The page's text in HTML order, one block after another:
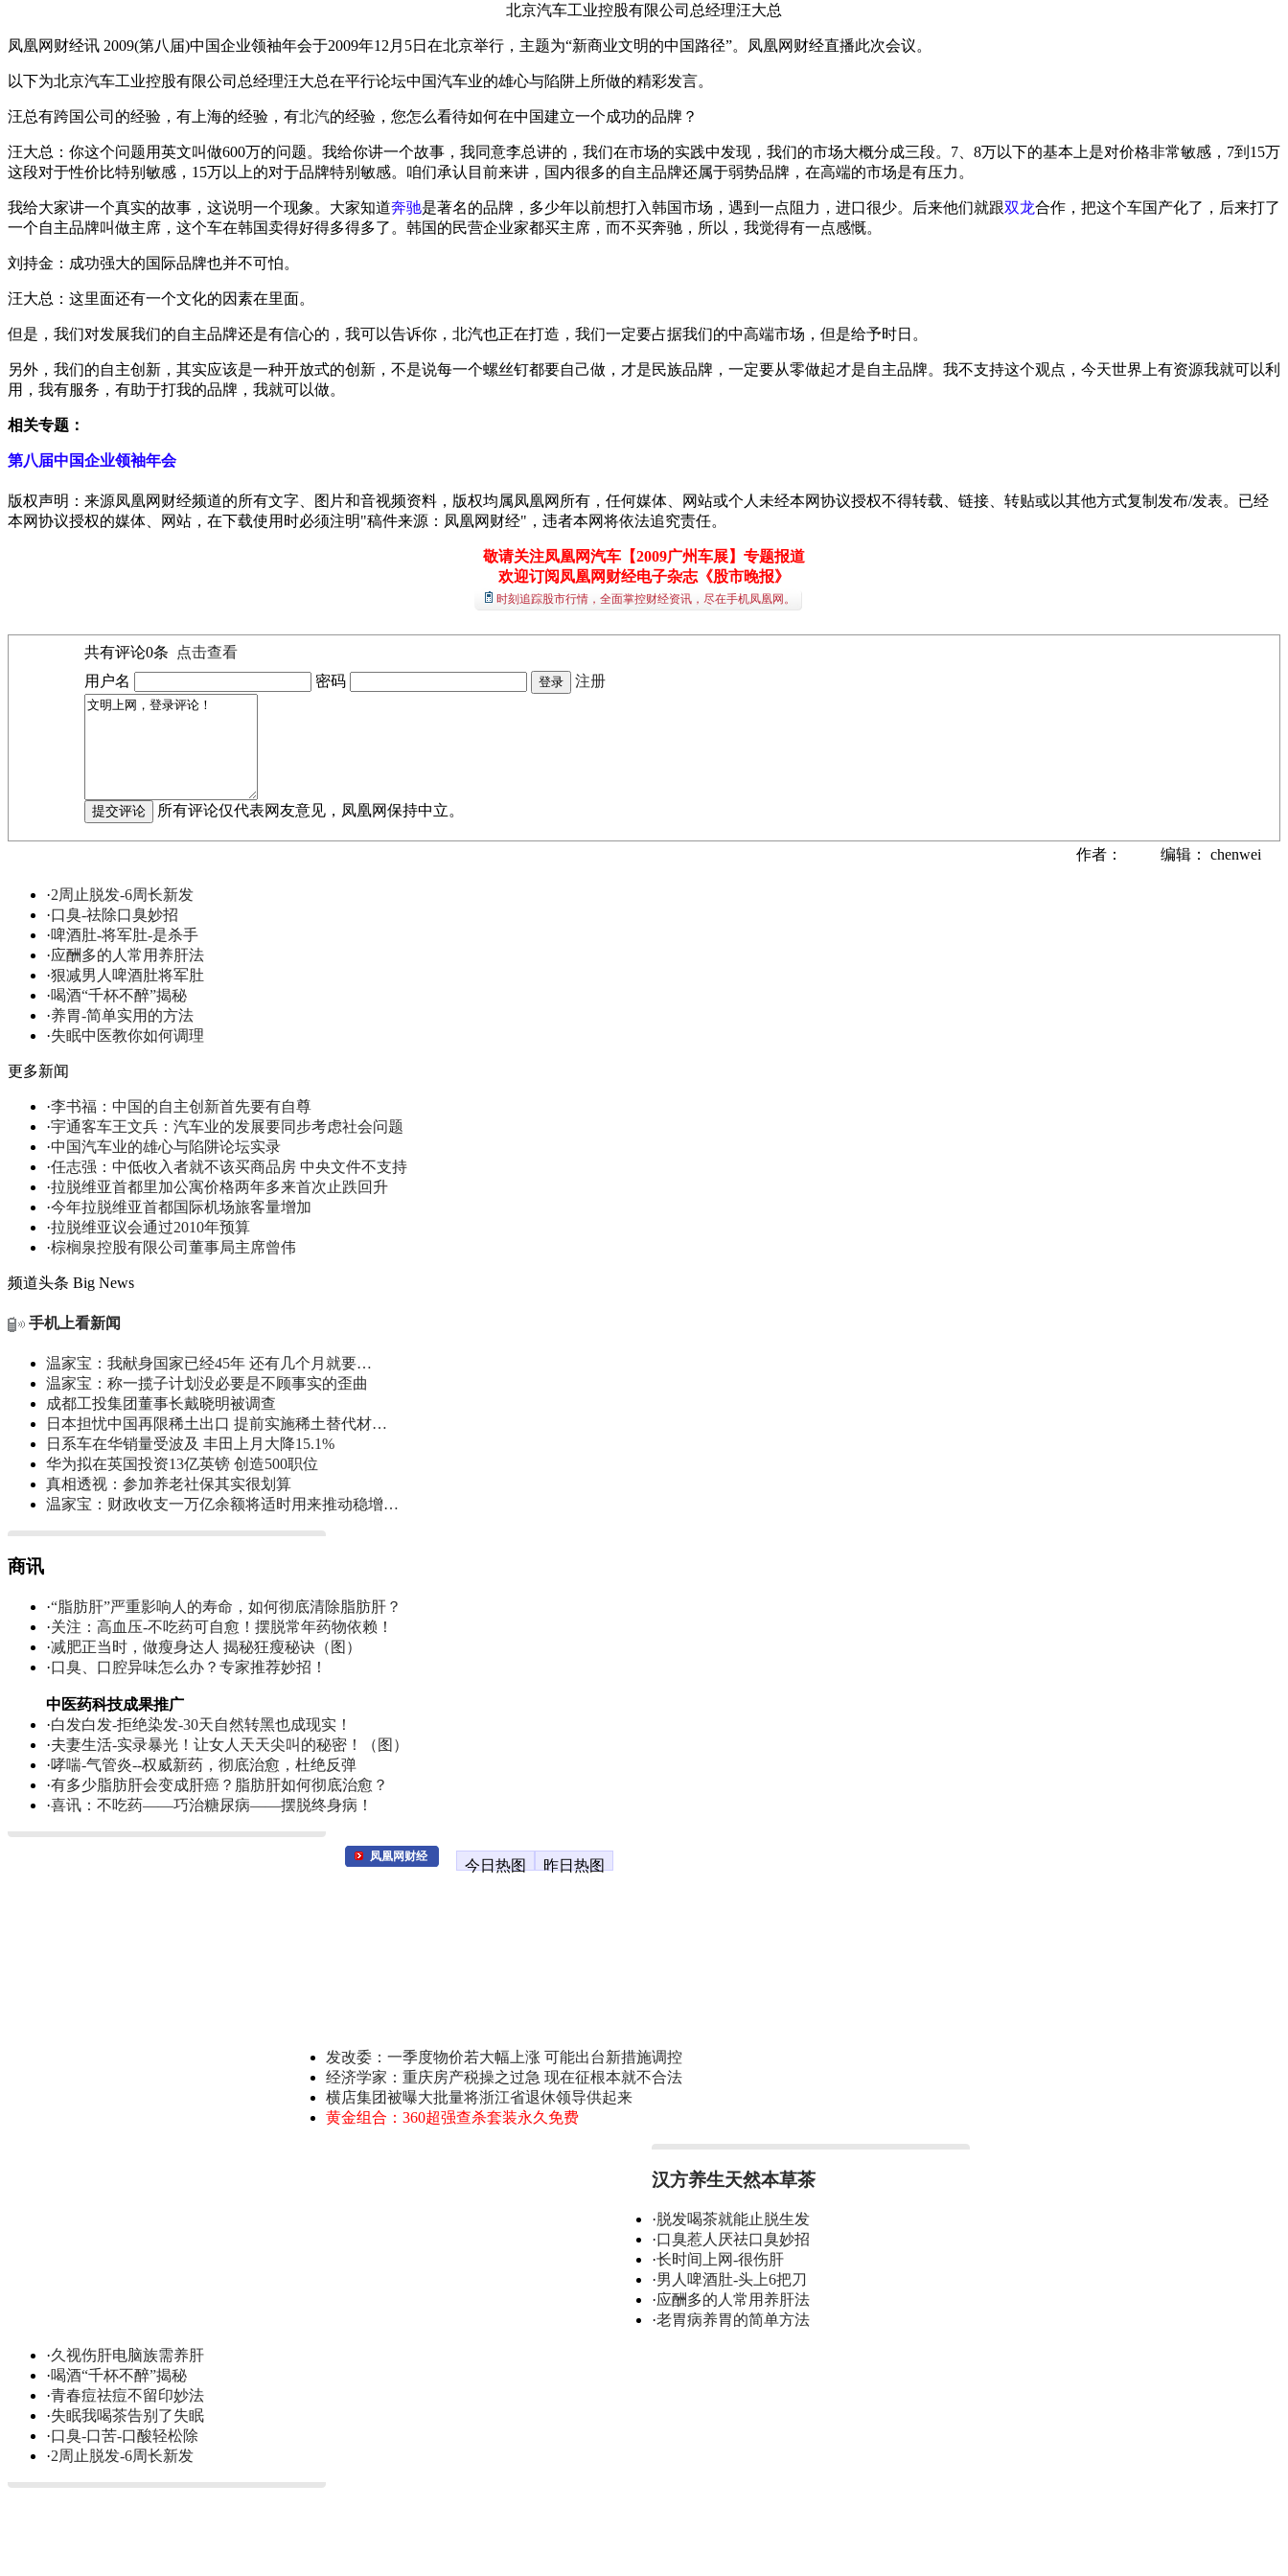
北京汽车工业控股有限公司总经理汪大总
凤凰网财经讯 2009(第八届)中国企业领袖年会于2009年12月5日在北京举行，主题为“新商业文明的中国路径”。凤凰网财经直播此次会议。
以下为北京汽车工业控股有限公司总经理汪大总在平行论坛中国汽车业的雄心与陷阱上所做的精彩发言。
汪总有跨国公司的经验，有上海的经验，有北汽的经验，您怎么看待如何在中国建立一个成功的品牌？
汪大总：你这个问题用英文叫做600万的问题。我给你讲一个故事，我同意李总讲的，我们在市场的实践中发现，我们的市场大概分成三段。7、8万以下的基本上是对价格非常敏感，7到15万
这段对于性价比特别敏感，15万以上的对于品牌特别敏感。咱们承认目前来讲，国内很多的自主品牌还属于弱势品牌，在高端的市场是有压力。
我给大家讲一个真实的故事，这说明一个现象。大家知道奔驰是著名的品牌，多少年以前想打入韩国市场，遇到一点阻力，进口很少。后来他们就跟双龙合作，把这个车国产化了，后来打了
一个自主品牌叫做主席，这个车在韩国卖得好得多得多了。韩国的民营企业家都买主席，而不买奔驰，所以，我觉得有一点感慨。
刘持金：成功强大的国际品牌也并不可怕。
汪大总：这里面还有一个文化的因素在里面。
但是，我们对发展我们的自主品牌还是有信心的，我可以告诉你，北汽也正在打造，我们一定要占据我们的中高端市场，但是给予时日。
另外，我们的自主创新，其实应该是一种开放式的创新，不是说每一个螺丝钉都要自己做，才是民族品牌，一定要从零做起才是自主品牌。我不支持这个观点，今天世界上有资源我就可以利
用，我有服务，有助于打我的品牌，我就可以做。
相关专题：
第八届中国企业领袖年会
版权声明：来源凤凰网财经频道的所有文字、图片和音视频资料，版权均属凤凰网所有，任何媒体、网站或个人未经本网协议授权不得转载、链接、转贴或以其他方式复制发布/发表。已经
本网协议授权的媒体、网站，在下载使用时必须注明"稿件来源：凤凰网财经"，违者本网将依法追究责任。
敬请关注凤凰网汽车【2009广州车展】专题报道
欢迎订阅凤凰网财经电子杂志《股市晚报》
时刻追踪股市行情，全面掌控财经资讯，尽在手机凤凰网。
共有评论0条
点击查看
用户名
密码 注册
所有评论仅代表网友意见，凤凰网保持中立。
作者： 编辑： chenwei
·2周止脱发-6周长新发
·口臭-祛除口臭妙招
·啤酒肚-将军肚-是杀手
·应酬多的人常用养肝法
·狠减男人啤酒肚将军肚
·喝酒“千杯不醉”揭秘
·养胃-简单实用的方法
·失眠中医教你如何调理
更多新闻
·李书福：中国的自主创新首先要有自尊
·宇通客车王文兵：汽车业的发展要同步考虑社会问题
·中国汽车业的雄心与陷阱论坛实录
·任志强：中低收入者就不该买商品房 中央文件不支持
·拉脱维亚首都里加公寓价格两年多来首次止跌回升
·今年拉脱维亚首都国际机场旅客量增加
·拉脱维亚议会通过2010年预算
·棕榈泉控股有限公司董事局主席曾伟
频道头条 Big News
手机上看新闻
温家宝：我献身国家已经45年 还有几个月就要…
温家宝：称一揽子计划没必要是不顾事实的歪曲
成都工投集团董事长戴晓明被调查
日本担忧中国再限稀土出口 提前实施稀土替代材…
日系车在华销量受波及 丰田上月大降15.1%
华为拟在英国投资13亿英镑 创造500职位
真相透视：参加养老社保其实很划算
温家宝：财政收支一万亿余额将适时用来推动稳增…
商讯
·“脂肪肝”严重影响人的寿命，如何彻底清除脂肪肝？
·关注：高血压-不吃药可自愈！摆脱常年药物依赖！
·减肥正当时，做瘦身达人 揭秘狂瘦秘诀（图）
·口臭、口腔异味怎么办？专家推荐妙招！
中医药科技成果推广
·白发白发-拒绝染发-30天自然转黑也成现实！
·夫妻生活-实录暴光！让女人天天尖叫的秘密！（图）
·哮喘-气管炎--权威新药，彻底治愈，杜绝反弹
·有多少脂肪肝会变成肝癌？脂肪肝如何彻底治愈？
·喜讯：不吃药——巧治糖尿病——摆脱终身病！
凤凰网财经
今日热图 昨日热图
发改委：一季度物价若大幅上涨 可能出台新措施调控
经济学家：重庆房产税操之过急 现在征根本就不合法
横店集团被曝大批量将浙江省退休领导供起来
黄金组合：360超强查杀套装永久免费
汉方养生天然本草茶
·脱发喝茶就能止脱生发
·口臭惹人厌祛口臭妙招
·长时间上网-很伤肝
·男人啤酒肚-头上6把刀
·应酬多的人常用养肝法
·老胃病养胃的简单方法
·久视伤肝电脑族需养肝
·喝酒“千杯不醉”揭秘
·青春痘祛痘不留印妙法
·失眠我喝茶告别了失眠
·口臭-口苦-口酸轻松除
·2周止脱发-6周长新发